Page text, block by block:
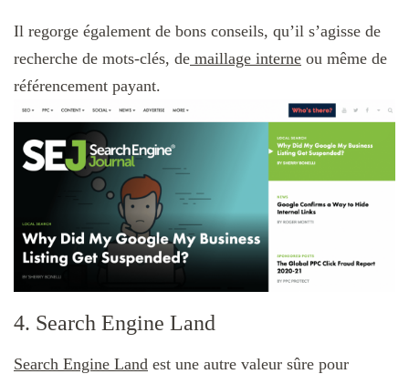
Il regorge également de bons conseils, qu’il s’agisse de
recherche de mots-clés, de maillage interne ou même de
référencement payant.
4. Search Engine Land
Search Engine Land est une autre valeur sûre pour